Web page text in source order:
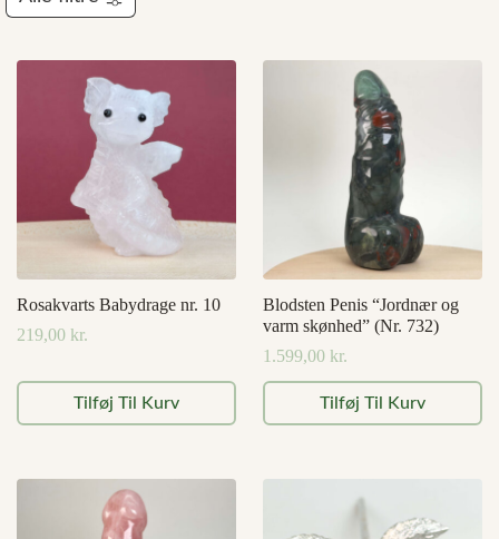
Rosakvarts Babydrage nr. 10
219,00 kr.
Tilføj Til Kurv
Blodsten Penis “Jordnær og
varm skønhed” (Nr. 732)
1.599,00 kr.
Tilføj Til Kurv